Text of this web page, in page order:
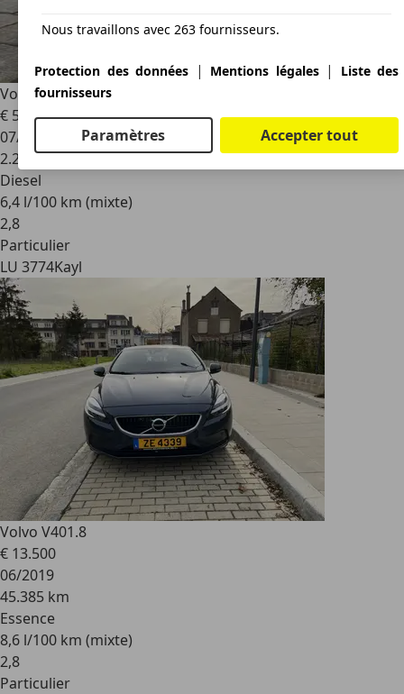
Volvo V60D5 AWD Geartronic Momentum
€ 5.400
07/2012
2.224.000 km
Diesel
6,4 l/100 km (mixte)
2,8
Particulier
LU 3774Kayl
Volvo V401.8
€ 13.500
06/2019
45.385 km
Essence
8,6 l/100 km (mixte)
2,8
Particulier
Nous travaillons avec 263 fournisseurs.
Protection des données | Mentions légales|
Liste des
fournisseurs
Paramètres Accepter tout